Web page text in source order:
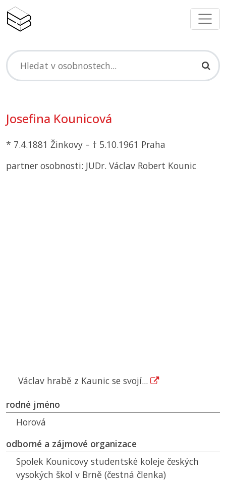
Josefina Kounicová
* 7.4.1881 Žinkovy – † 5.10.1961 Praha
partner osobnosti: JUDr. Václav Robert Kounic
Václav hrabě z Kaunic se svojí...
rodné jméno
Horová
odborné a zájmové organizace
Spolek Kounicovy studentské koleje českých
vysokých škol v Brně (čestná členka)